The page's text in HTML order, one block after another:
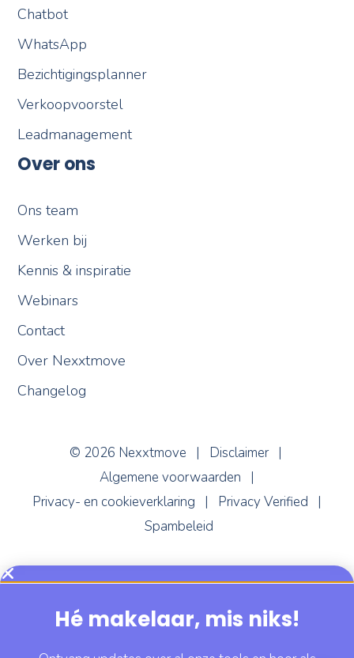
Chatbot
WhatsApp
Bezichtigingsplanner
Verkoopvoorstel
Leadmanagement
Over ons
Ons team
Werken bij
Kennis & inspiratie
Webinars
Contact
Over Nexxtmove
Changelog
© 2026 Nexxtmove | Disclaimer|
Algemene voorwaarden |
Privacy- en cookieverklaring | Privacy Verified |
Spambeleid
Hé makelaar, mis niks!